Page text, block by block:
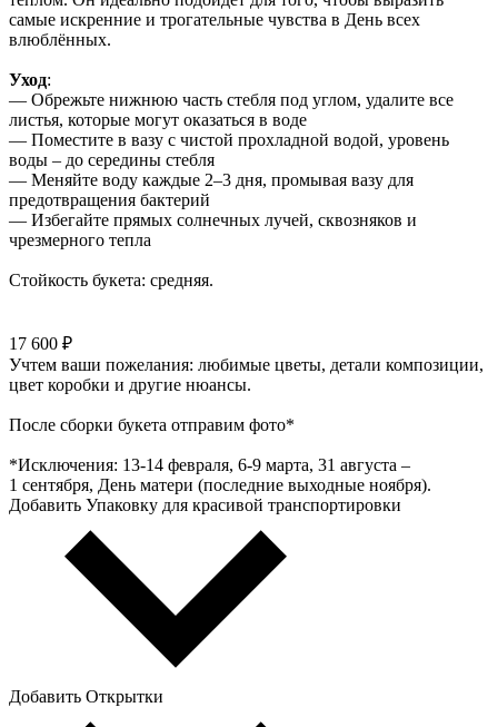
самые искренние и трогательные чувства в День всех
влюблённых.
Уход:
— Обрежьте нижнюю часть стебля под углом, удалите все
листья, которые могут оказаться в воде
— Поместите в вазу с чистой прохладной водой, уровень
воды – до середины стебля
— Меняйте воду каждые 2–3 дня, промывая вазу для
предотвращения бактерий
— Избегайте прямых солнечных лучей, сквозняков и
чрезмерного тепла
Стойкость букета: средняя.
17 600 ₽
Учтем ваши пожелания: любимые цветы, детали композиции,
цвет коробки и другие нюансы.
После сборки букета отправим фото*
*Исключения: 13‑14 февраля, 6‑9 марта, 31 августа –
1 сентября, День матери (последние выходные ноября).
Добавить Упаковку для красивой транспортировки
Добавить Открытки